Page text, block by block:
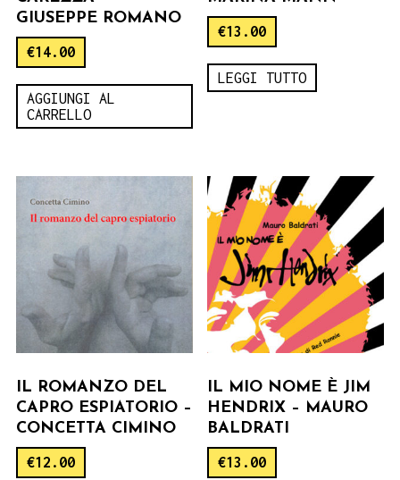
GIUSEPPE ROMANO
€14.00
AGGIUNGI AL
CARRELLO
€13.00
LEGGI TUTTO
IL ROMANZO DEL
CAPRO ESPIATORIO –
CONCETTA CIMINO
€12.00
IL MIO NOME È JIM
HENDRIX – MAURO
BALDRATI
€13.00